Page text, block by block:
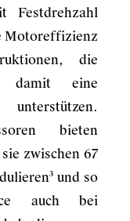
Festdrehzahl
Motoreffizienz
die
damit eine
bieten
zwischen 67
und so
auch bei